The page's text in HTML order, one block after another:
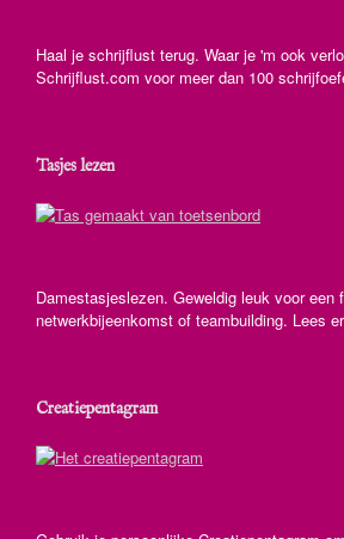
Haal je schrijflust terug. Waar je 'm ook
Schrijflust.com voor meer dan 100
Tasjes lezen
Damestasjeslezen. Geweldig leuk voor een
netwerkbijeenkomst of teambuilding. Lees
Creatiepentagram